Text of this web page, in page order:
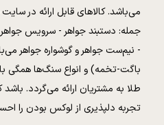
می‌باشد. کالا‌های قابل ارائه در
جمله: دستبند جواهر - سرویس جواهر
- نیم‌ست جواهر و گوشواره جواهر
باگت-تخمه) و انواع سنگ‌ها همگی با
طلا به مشتریان ارائه می‌گردد. باشد
تجربه دلپذیری از لوکس بودن را